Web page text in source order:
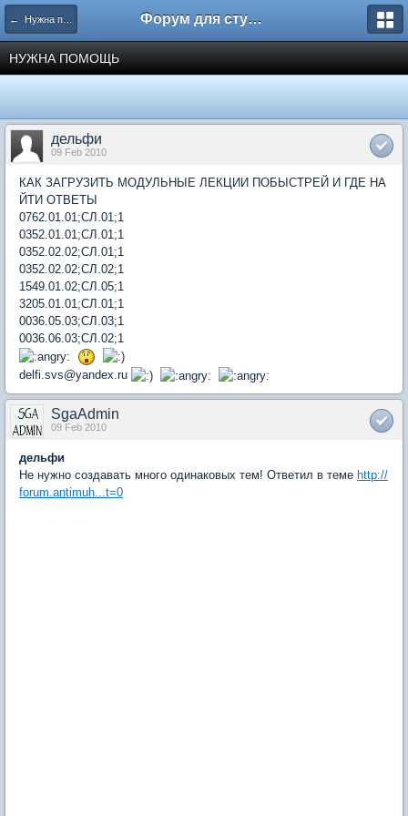
← Нужна помощь Форум для студента СГА
НУЖНА ПОМОЩЬ
дельфи
09 Feb 2010
КАК ЗАГРУЗИТЬ МОДУЛЬНЫЕ ЛЕКЦИИ ПОБЫСТРЕЙ И ГДЕ НА
ЙТИ ОТВЕТЫ
0762.01.01;СЛ.01;1
0352.01.01;СЛ.01;1
0352.02.02;СЛ.01;1
0352.02.02;СЛ.02;1
1549.01.02;СЛ.05;1
3205.01.01;СЛ.01;1
0036.05.03;СЛ.03;1
0036.06.03;СЛ.02;1
delfi.svs@yandex.ru
SgaAdmin
09 Feb 2010
дельфи
Не нужно создавать много одинаковых тем! Ответил в теме http://
forum.antimuh...t=0